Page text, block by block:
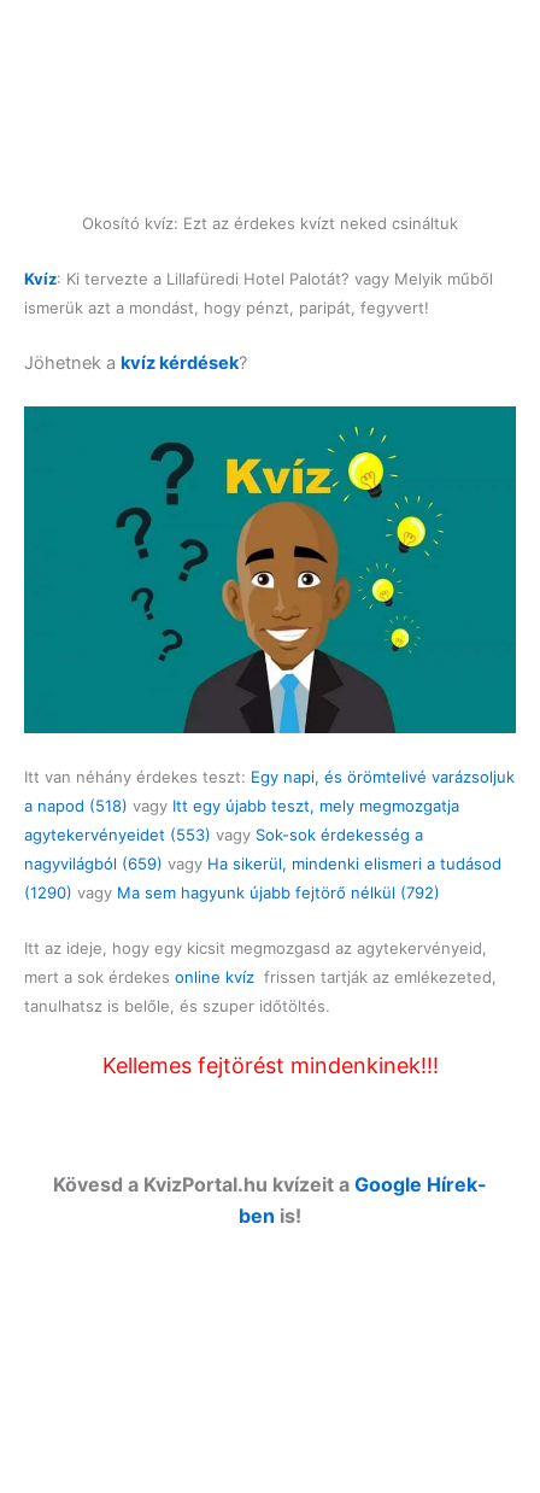
Okosító kvíz: Ezt az érdekes kvízt neked csináltuk
Kvíz: Ki tervezte a Lillafüredi Hotel Palotát? vagy Melyik műből
ismerük azt a mondást, hogy pénzt, paripát, fegyvert!
Jöhetnek a kvíz kérdések?
Itt van néhány érdekes teszt: Egy napi, és örömtelivé varázsoljuk
a napod (518) vagy Itt egy újabb teszt, mely megmozgatja
agytekervényeidet (553) vagy Sok-sok érdekesség a
nagyvilágból (659) vagy Ha sikerül, mindenki elismeri a tudásod
(1290) vagy Ma sem hagyunk újabb fejtörő nélkül (792)
Itt az ideje, hogy egy kicsit megmozgasd az agytekervényeid,
mert a sok érdekes online kvíz frissen tartják az emlékezeted,
tanulhatsz is belőle, és szuper időtöltés.
Kellemes fejtörést mindenkinek!!!
Kövesd a KvizPortal.hu kvízeit a Google Hírek-
ben is!